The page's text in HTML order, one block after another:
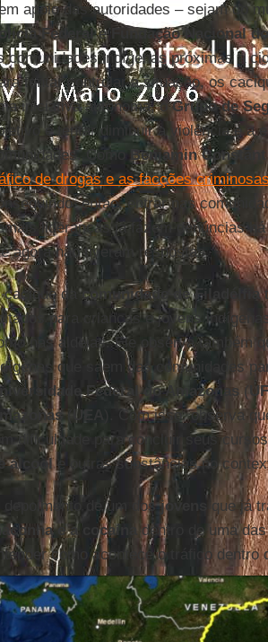
apoio das autoridades – sejam do
Federale Fundação Nacional
comunidades indígenas próximas à
tentar controlar a situação, os
iniciativa autônoma, oGrupo de
é tentar diminuir a violência e a
Como
Benjamin Constant
de drogas e as facções criminosas
então, entrar nas
lideranças já fazem denúncias há
agora não tiveram respostas.
cacique dacomunidade de Filadélfia
para crianças e jovens
nas aldeias. Ele observa também
que saem das comunidades
Federal do Amazonas(
( UEA
). Com isso, observa
dificuldade para concluir seus
álcoole outras substâncias no
depoimento de um dosjovens
que já
e a cocaína
dentro de uma
como acontece o tráfico dentro